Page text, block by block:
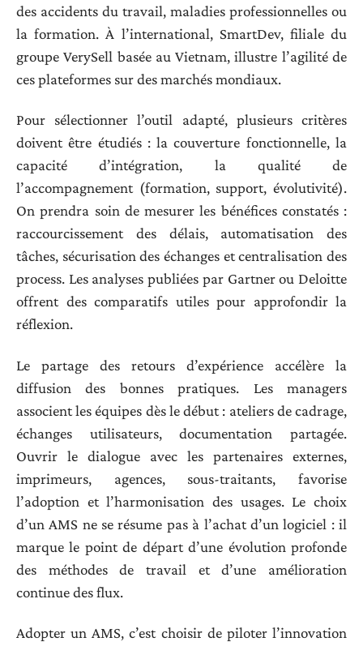
des accidents du travail, maladies professionnelles ou
la formation. À l’international, SmartDev, filiale du
groupe VerySell basée au Vietnam, illustre l’agilité de
ces plateformes sur des marchés mondiaux.
Pour sélectionner l’outil adapté, plusieurs critères
doivent être étudiés : la couverture fonctionnelle, la
capacité d’intégration, la qualité de
l’accompagnement (formation, support, évolutivité).
On prendra soin de mesurer les bénéfices constatés :
raccourcissement des délais, automatisation des
tâches, sécurisation des échanges et centralisation des
process. Les analyses publiées par Gartner ou Deloitte
offrent des comparatifs utiles pour approfondir la
réflexion.
Le partage des retours d’expérience accélère la
diffusion des bonnes pratiques. Les managers
associent les équipes dès le début : ateliers de cadrage,
échanges utilisateurs, documentation partagée.
Ouvrir le dialogue avec les partenaires externes,
imprimeurs, agences, sous-traitants, favorise
l’adoption et l’harmonisation des usages. Le choix
d’un AMS ne se résume pas à l’achat d’un logiciel : il
marque le point de départ d’une évolution profonde
des méthodes de travail et d’une amélioration
continue des flux.
Adopter un AMS, c’est choisir de piloter l’innovation